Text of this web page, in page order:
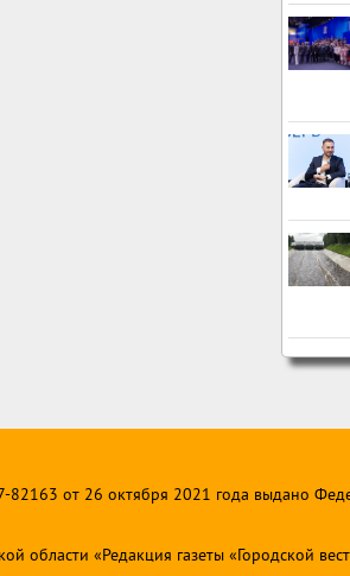
от 26 октября 2021 года выдано
области «Редакция газеты «Городской